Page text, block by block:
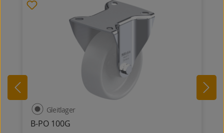
B-PO 100G
Gleitlager